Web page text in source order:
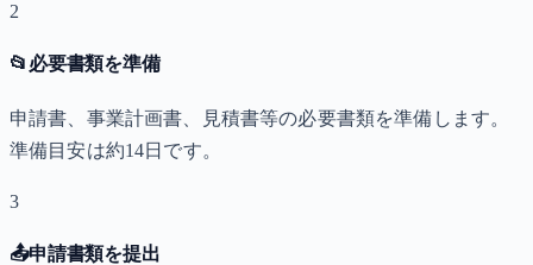
2
📂 必要書類を準備
申請書、事業計画書、見積書等の必要書類を準備します。
準備目安は約14日です。
3
📤申請書類を提出